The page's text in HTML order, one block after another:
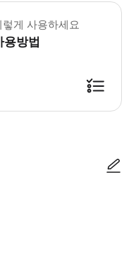
아두세요 * 심장에 문제가 있
렇게 사용하세요
용방법